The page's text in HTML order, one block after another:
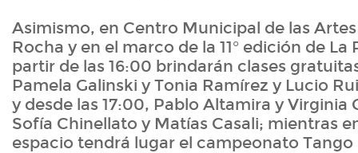
Asimismo, en Centro Municipal de las
Rocha y en el marco de la 11° edición de
partir de las 16:00 brindarán clases
Pamela Galinski y Tonia Ramírez y Lucio
y desde las 17:00, Pablo Altamira y Virginia
Sofía Chinellato y Matías Casali; mientras
espacio tendrá lugar el campeonato Tango